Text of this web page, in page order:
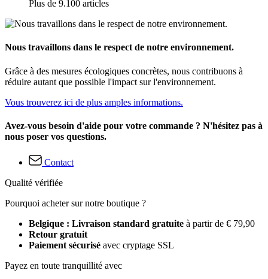
Plus de 9.100 articles
Nous travaillons dans le respect de notre environnement.
Grâce à des mesures écologiques concrètes, nous contribuons à
réduire autant que possible l'impact sur l'environnement.
Vous trouverez ici de plus amples informations.
Avez-vous besoin d'aide pour votre commande ? N'hésitez pas à
nous poser vos questions.
Contact
Qualité vérifiée
Pourquoi acheter sur notre boutique ?
Belgique : Livraison standard gratuite à partir de € 79,90
Retour gratuit
Paiement sécurisé avec cryptage SSL
Payez en toute tranquillité avec